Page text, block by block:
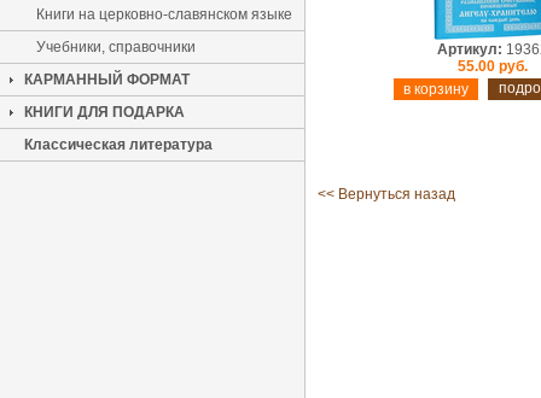
Книги на церковно-славянском языке
Учебники, справочники
КАРМАННЫЙ ФОРМАТ
КНИГИ ДЛЯ ПОДАРКА
Классическая литература
Артикул:
55.00 руб.
<< Вернуться назад